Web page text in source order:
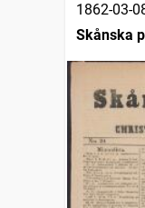
1862-03-
Skånska